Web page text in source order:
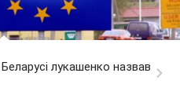
лукашенко назвав